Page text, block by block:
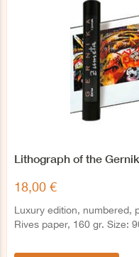
Lithograph of the
18,00 €
Luxury edition, numbered,
Rives paper, 160 gr. Size: